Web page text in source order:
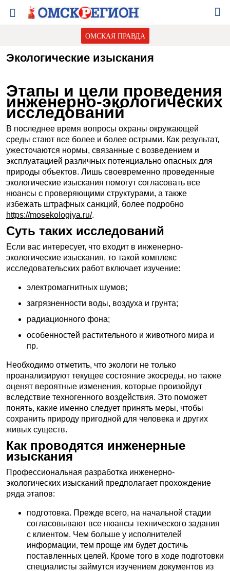
ОМСКАЯ ПРАВДА
Экологические изыскания
Этапы и цели проведения
инженерно-экологических
исследований
В последнее время вопросы охраны окружающей
среды стают все более и более острыми. Как результат,
ужесточаются нормы, связанные с возведением и
эксплуатацией различных потенциально опасных для
природы объектов. Лишь своевременно проведенные
экологические изыскания помогут согласовать все
нюансы с проверяющими структурами, а также
избежать штрафных санкций, более подробно
https://mosekologiya.ru/.
Суть таких исследований
Если вас интересует, что входит в инженерно-
экологические изыскания, то такой комплекс
исследовательских работ включает изучение:
электромагнитных шумов;
загрязненности воды, воздуха и грунта;
радиационного фона;
особенностей растительного и животного мира и
пр.
Необходимо отметить, что экологи не только
проанализируют текущее состояние экосреды, но также
оценят вероятные изменения, которые произойдут
вследствие техногенного воздействия. Это поможет
понять, какие именно следует принять меры, чтобы
сохранить природу пригодной для человека и других
живых существ.
Как проводятся инженерные
изыскания
Профессиональная разработка инженерно-
экологических изысканий предполагает прохождение
ряда этапов:
подготовка. Прежде всего, на начальной стадии
согласовывают все нюансы технического задания
с клиентом. Чем больше у исполнителей
информации, тем проще им будет достичь
поставленных целей. Кроме того в ходе подготовки
специалисты займутся изучением документов из